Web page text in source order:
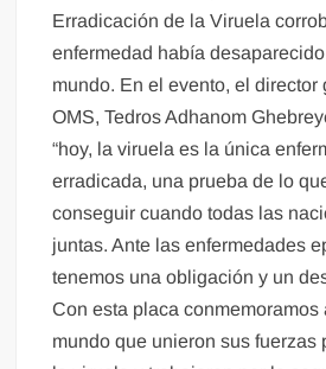
Erradicación de la Viruela
enfermedad había
mundo. En el evento, el director
OMS, Tedros Adhanom
“hoy, la viruela es la única
erradicada, una prueba de lo
conseguir cuando todas las
juntas. Ante las enfermedades
tenemos una obligación y un
Con esta placa conmemoramos
mundo que unieron sus fuerzas